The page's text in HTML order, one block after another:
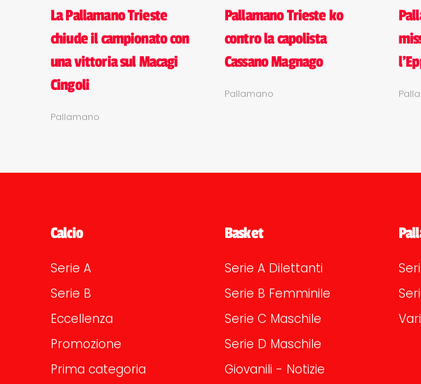
La Pallamano Trieste
chiude il campionato con
una vittoria sul Macagi
Cingoli
Pallamano
Pallamano Trieste ko
contro la capolista
Cassano Magnago
Pallamano
Calcio
Serie A
Serie B
Eccellenza
Promozione
Prima categoria
Basket
Serie A Dilettanti
Serie B Femminile
Serie C Maschile
Serie D Maschile
Giovanili - Notizie